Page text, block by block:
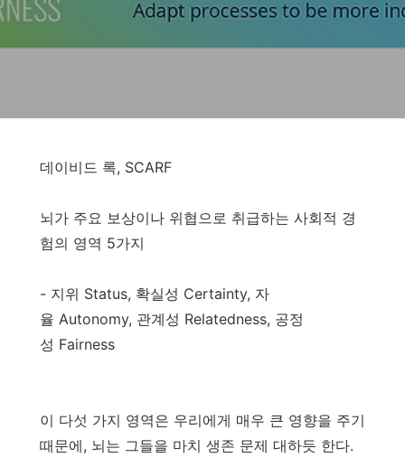
데이비드 록, SCARF
뇌가 주요 보상이나 위협으로 취급하는 사회적 경
험의 영역 5가지
- 지위 Status, 확실성 Certainty, 자
율 Autonomy, 관계성 Relatedness, 공정
성 Fairness
이 다섯 가지 영역은 우리에게 매우 큰 영향을 주기
때문에, 뇌는 그들을 마치 생존 문제 대하듯 한다.